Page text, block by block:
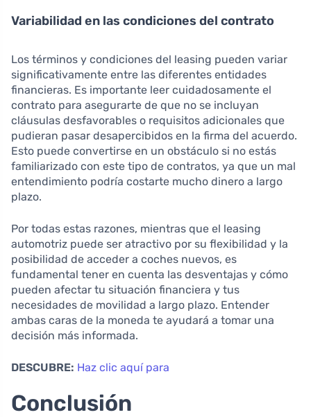
Variabilidad en las condiciones del contrato
Los términos y condiciones del leasing pueden variar
significativamente entre las diferentes entidades
financieras. Es importante leer cuidadosamente el
contrato para asegurarte de que no se incluyan
cláusulas desfavorables o requisitos adicionales que
pudieran pasar desapercibidos en la firma del acuerdo.
Esto puede convertirse en un obstáculo si no estás
familiarizado con este tipo de contratos, ya que un mal
entendimiento podría costarte mucho dinero a largo
plazo.
Por todas estas razones, mientras que el leasing
automotriz puede ser atractivo por su flexibilidad y la
posibilidad de acceder a coches nuevos, es
fundamental tener en cuenta las desventajas y cómo
pueden afectar tu situación financiera y tus
necesidades de movilidad a largo plazo. Entender
ambas caras de la moneda te ayudará a tomar una
decisión más informada.
DESCUBRE: Haz clic aquí para
Conclusión